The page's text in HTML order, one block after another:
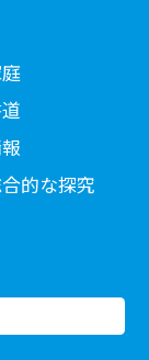
的な探究